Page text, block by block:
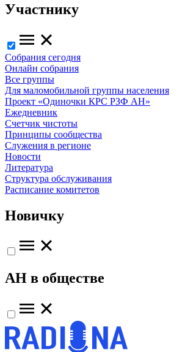
Участнику
Собрания сегодня
Онлайн собрания
Все группы
Для маломобильной группы населения
Проект «Одиночки КРС РЗФ АН»
Ежедневник
Счетчик чистоты
Принципы сообщества
Служения в регионе
Новости
Литература
Структура обслуживания
Расписание комитетов
Новичку
АН в обществе